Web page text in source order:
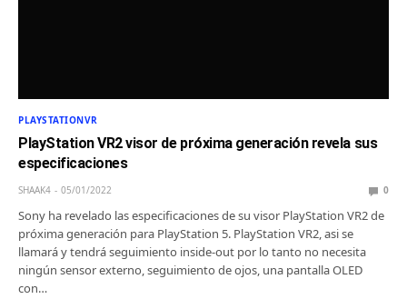
PLAYSTATIONVR
PlayStation VR2 visor de próxima generación revela sus
especificaciones
SHAAK4 05/01/2022 0
Sony ha revelado las especificaciones de su visor PlayStation VR2 de
próxima generación para PlayStation 5. PlayStation VR2, asi se
llamará y tendrá seguimiento inside-out por lo tanto no necesita
ningún sensor externo, seguimiento de ojos, una pantalla OLED
con…